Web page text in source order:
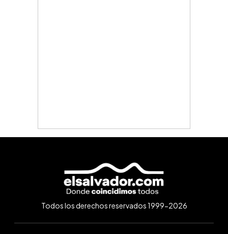
Todos los derechos reservados 1999-2026